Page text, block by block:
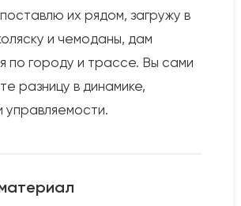
их рядом, загружу в
и чемоданы, дам
по городу и трассе. Вы сами
разницу в динамике,
управляемости.